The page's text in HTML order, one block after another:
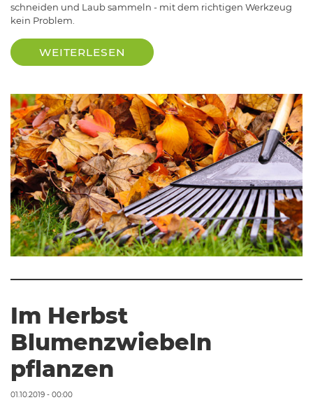
schneiden und Laub sammeln - mit dem richtigen Werkzeug
kein Problem.
WEITERLESEN
Im Herbst
Blumenzwiebeln
pflanzen
01.10.2019 - 00:00